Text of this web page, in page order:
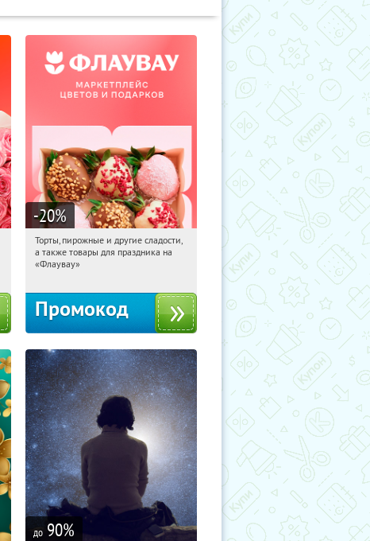
-20%
00:39:26 Получили:
Россия
Торты, пирожные и другие сладости,
а также товары для праздника на
«Флаувау»
Промокод
до 90%